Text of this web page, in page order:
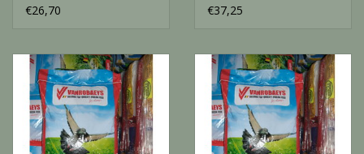
€26,70
€37,25